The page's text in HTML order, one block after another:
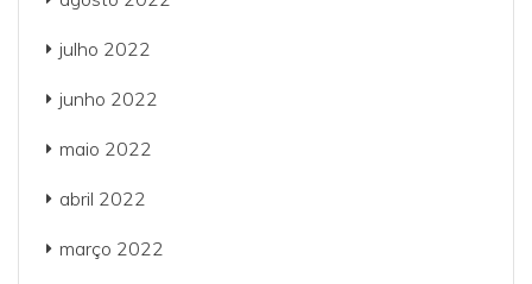
julho 2022
junho 2022
maio 2022
abril 2022
março 2022